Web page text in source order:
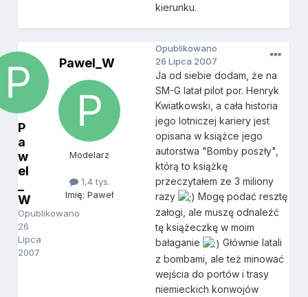
kierunku.
P
a
w
el
W
Opublikowano
26
Lipca
2007
Pawel_W
Modelarz
1,4 tys.
Imię: Paweł
Opublikowano
26 Lipca 2007
Ja od siebie dodam, że na
SM-G latał pilot por. Henryk
Kwiatkowski, a cała historia
jego lotniczej kariery jest
opisana w książce jego
autorstwa "Bomby poszły",
którą to książkę
przeczytałem ze 3 miliony
razy
Mogę podać resztę
załogi, ale muszę odnaleźć
tę książeczkę w moim
bałaganie
Głównie latali
z bombami, ale też minować
wejścia do portów i trasy
niemieckich konwojów